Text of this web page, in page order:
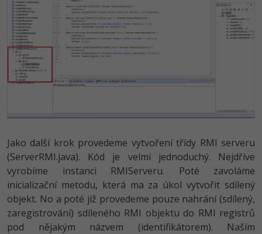
Jako další krok provedeme vytvoření třídy RMI serveru
(ServerRMI.java). Kód je velmi jednoduchý. Nejdříve
vyrobíme instanci RMIServeru. Poté zavoláme
inicializační metodu, která ma za úkol vytvořit sdílený
objekt. No a poté již provedeme pouze nahrání (sdílený,
zaregistrování) sdíleného RMI objektu do RMI registrů
pod nějakým názvem (identifikátorem). Naším